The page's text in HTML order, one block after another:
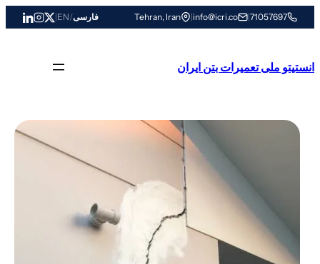
به
71057697
|
info@icri.co
|
Tehran, Iran فارسی/
EN
|
انستیتو ملی تعمیرات بتن ایران